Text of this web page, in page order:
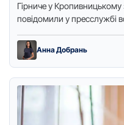
Гірниче у
повідомили у пресслужбі
Анна Добрань